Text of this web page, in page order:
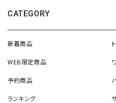
CATEGORY
新着商品
WEB限定商品
予約商品
ランキング